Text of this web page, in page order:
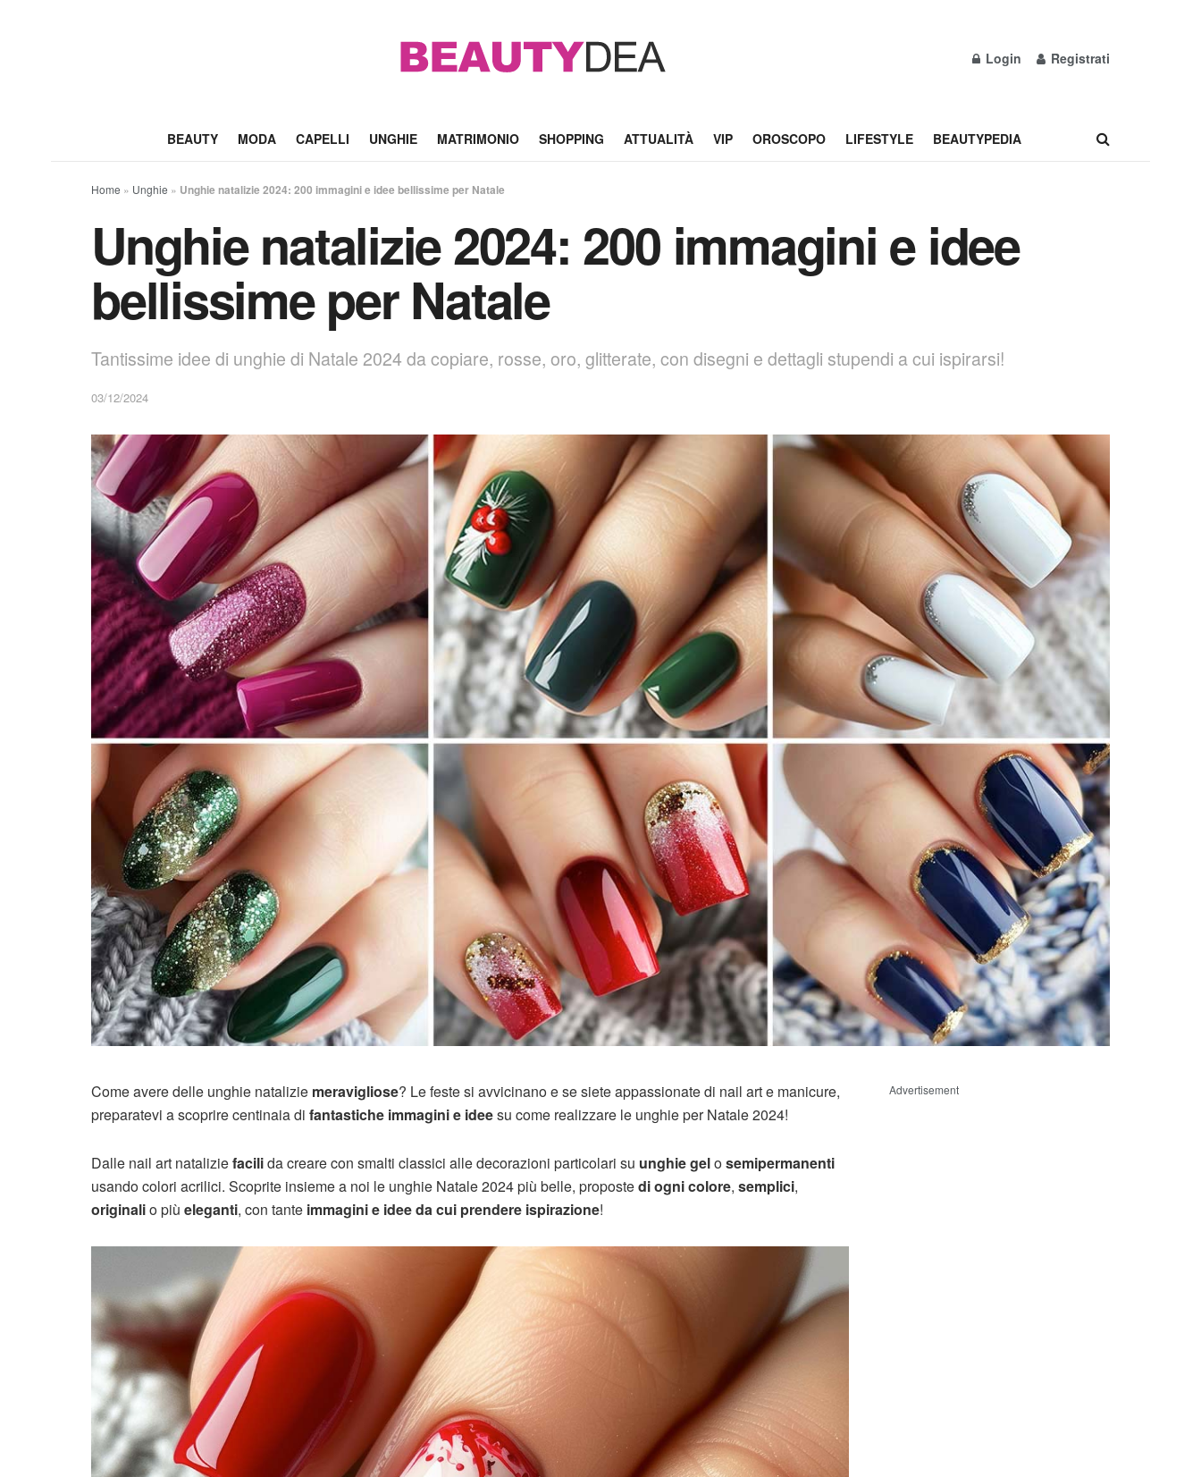
Login Registrati
BEAUTY MODA CAPELLI UNGHIE MATRIMONIO SHOPPING ATTUALITÀ VIP OROSCOPO LIFESTYLE BEAUTYPEDIA
Home » Unghie » Unghie natalizie 2024: 200 immagini e idee bellissime per Natale
Unghie natalizie 2024: 200 immagini e idee
bellissime per Natale
Tantissime idee di unghie di Natale 2024 da copiare, rosse, oro, glitterate, con disegni e dettagli stupendi a cui ispirarsi!
03/12/2024
Come avere delle unghie natalizie meravigliose? Le feste si avvicinano e se siete appassionate di nail art e manicure,
preparatevi a scoprire centinaia di fantastiche immagini e ideesu come realizzare le unghie per Natale 2024!
Dalle nail art nataliziefacilida creare con smalti classici alle decorazioni particolari su unghie gelosemipermanenti
usando colori acrilici. Scoprite insieme a noi le unghie Natale 2024 più belle, propostedi ogni colore, semplici,
originalio più eleganti, con tante immagini e idee da cui prendere ispirazione!
Advertisement